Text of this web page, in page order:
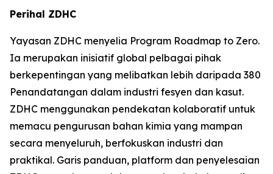
Perihal ZDHC
Yayasan ZDHC menyelia Program Roadmap to Zero.
Ia merupakan inisiatif global pelbagai pihak
berkepentingan yang melibatkan lebih daripada 380
Penandatangan dalam industri fesyen dan kasut.
ZDHC menggunakan pendekatan kolaboratif untuk
memacu pengurusan bahan kimia yang mampan
secara menyeluruh, berfokuskan industri dan
praktikal. Garis panduan, platform dan penyelesaian